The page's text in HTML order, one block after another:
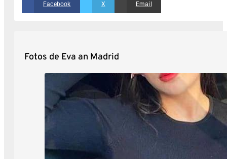
Facebook X Email
Fotos de Eva an Madrid